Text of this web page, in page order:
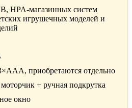
HPA-магазинных систем
игрушечных моделей и
приобретаются отдельно
+ ручная подкрутка
окно